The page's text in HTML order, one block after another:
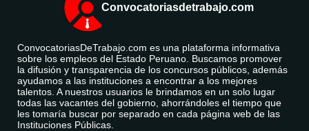
Convocatoriasdetrabajo.com
ConvocatoriasDeTrabajo.com es una plataforma informativa
sobre los empleos del Estado Peruano. Buscamos promover
la difusión y transparencia de los concursos públicos, además
ayudamos a las instituciones a encontrar a los mejores
talentos. A nuestros usuarios le brindamos en un solo lugar
todas las vacantes del gobierno, ahorrándoles el tiempo que
les tomaría buscar por separado en cada página web de las
Instituciones Públicas.